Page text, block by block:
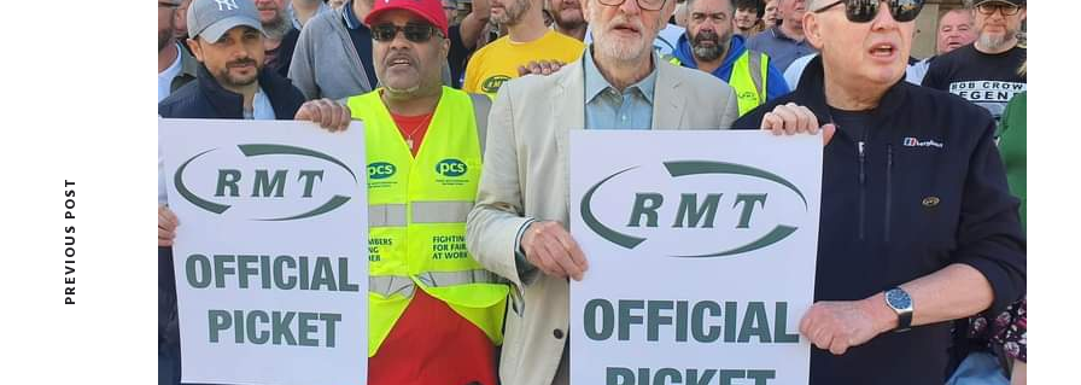
PREVIOUS POST